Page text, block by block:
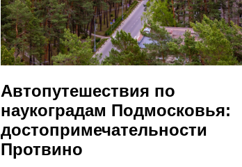
Автопутешествия по
наукоградам Подмосковья:
достопримечательности
Протвино